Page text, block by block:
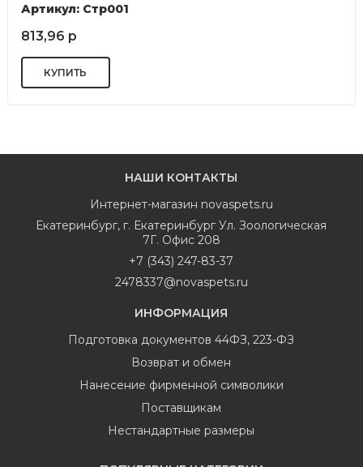
Артикул: Стр001
813,96 р
НАШИ КОНТАКТЫ
Интернет-магазин novaspets.ru
Екатеринбург, г. Екатеринбург Ул. Зоологическая
7Г. Офис 208
+7 (343) 247-83-37
2478337@novaspets.ru
ИНФОРМАЦИЯ
Подготовка документов 44ФЗ, 223-ФЗ
Возврат и обмен
Нанесение фирменной символики
Поставщикам
Нестандартные размеры